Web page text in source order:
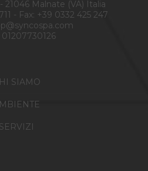
21046 Malnate (VA) Italia
- Fax: +39 0332 425 247
01207730126
SIAMO
SERVIZI